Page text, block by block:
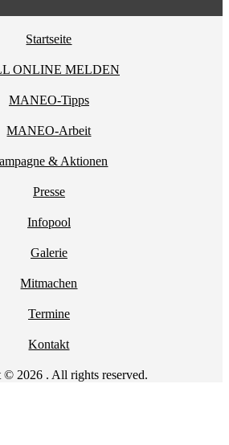
Startseite
ONLINE MELDEN
MANEO-Tipps
MANEO-Arbeit
& Aktionen
Presse
Infopool
Galerie
Mitmachen
Termine
Kontakt
© 2026 . All rights reserved.